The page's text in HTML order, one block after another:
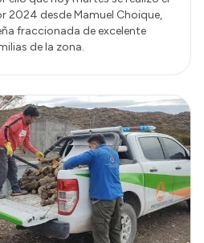
2024 desde Mamuel Choique,
fraccionada de excelente
de la zona.